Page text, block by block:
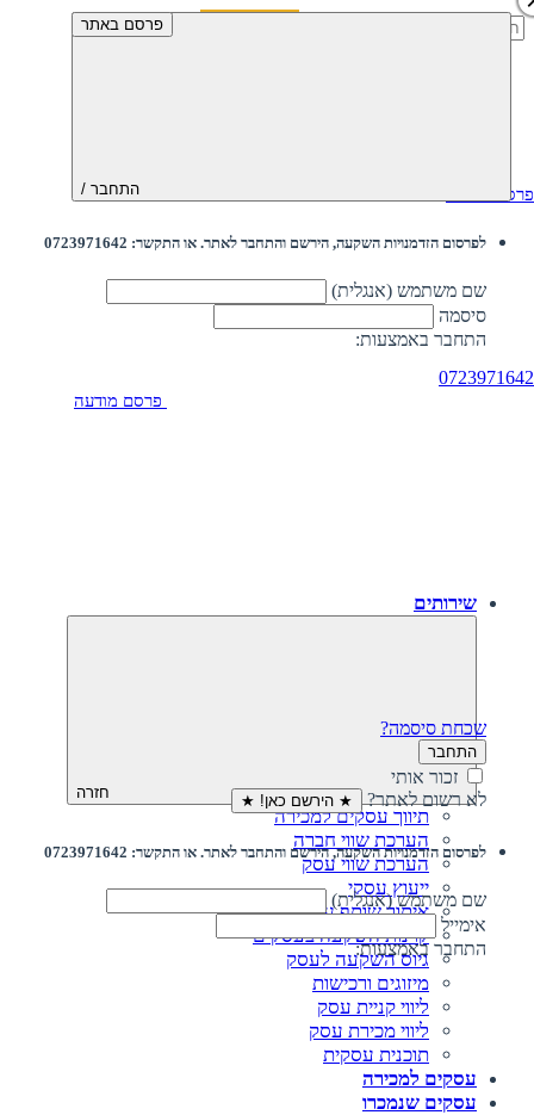
חיפוש:
0723971642
פרסם מודעה התחבר /
לפרסום הזדמנויות השקעה, הירשם והתחבר לאתר. או התקשר: 0723971642
שם משתמש (אנגלית)
סיסמה
התחבר באמצעות:
שכחת סיסמה?
התחבר
זכור אותי
לא רשום לאתר? ★ הירשם כאן! ★
פרסם באתר
לפרסום הזדמנויות השקעה, הירשם והתחבר לאתר. או התקשר: 0723971642
שם משתמש (אנגלית)
אימייל
התחבר באמצעות:
פרסם מודעה
שירותים
חזרה
תיווך עסקים למכירה
הערכת שווי חברה
הערכת שווי עסק
ייעוץ עסקי
איתור שותף עסקי
קרנות השקעה בעסקים
גיוס השקעה לעסק‎‎
מיזוגים ורכישות
ליווי קניית עסק
ליווי מכירת עסק
תוכנית עסקית
עסקים למכירה
עסקים שנמכרו